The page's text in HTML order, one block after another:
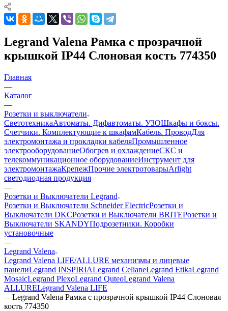
Legrand Valena Рамка с прозрачной
крышкой IP44 Слоновая кость 774350
Главная
—
Каталог
—
Розетки и выключатели
СветотехникаАвтоматы. Дифавтоматы. УЗОШкафы и боксы.
Счетчики. Комплектующие к шкафамКабель. ПроводДля
электромонтажа и прокладки кабеляПромышленное
электрооборудованиеОбогрев и охлаждениеСКС и
телекоммуникационное оборудованиеИнструмент для
электромонтажаКрепежПрочие электротоварыArlight
светодиодная продукция
—
Розетки и Выключатели Legrand
Розетки и Выключатели Schneider ElectricРозетки и
Выключатели DKCРозетки и Выключатели BRITEРозетки и
Выключатели SKANDYПодрозетники. Коробки
установочные
—
Legrand Valena
Legrand Valena LIFE/ALLURE механизмы и лицевые
панелиLegrand INSPIRIALegrand CelianeLegrand EtikaLegrand
MosaicLegrand PlexoLegrand QuteoLegrand Valena
ALLURELegrand Valena LIFE
—Legrand Valena Рамка с прозрачной крышкой IP44 Слоновая
кость 774350